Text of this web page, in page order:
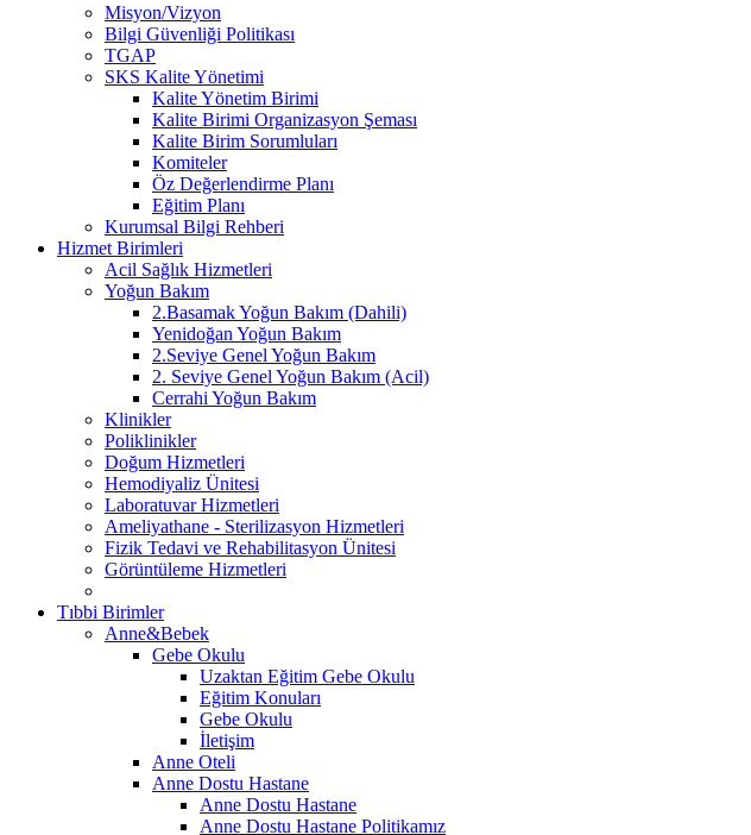
Misyon/Vizyon
Bilgi Güvenliği Politikası
TGAP
SKS Kalite Yönetimi
Kalite Yönetim Birimi
Kalite Birimi Organizasyon Şeması
Kalite Birim Sorumluları
Komiteler
Öz Değerlendirme Planı
Eğitim Planı
Kurumsal Bilgi Rehberi
Hizmet Birimleri
Acil Sağlık Hizmetleri
Yoğun Bakım
2.Basamak Yoğun Bakım (Dahili)
Yenidoğan Yoğun Bakım
2.Seviye Genel Yoğun Bakım
2. Seviye Genel Yoğun Bakım (Acil)
Cerrahi Yoğun Bakım
Klinikler
Poliklinikler
Doğum Hizmetleri
Hemodiyaliz Ünitesi
Laboratuvar Hizmetleri
Ameliyathane - Sterilizasyon Hizmetleri
Fizik Tedavi ve Rehabilitasyon Ünitesi
Görüntüleme Hizmetleri
Tıbbi Birimler
Anne&Bebek
Gebe Okulu
Uzaktan Eğitim Gebe Okulu
Eğitim Konuları
Gebe Okulu
İletişim
Anne Oteli
Anne Dostu Hastane
Anne Dostu Hastane
Anne Dostu Hastane Politikamız